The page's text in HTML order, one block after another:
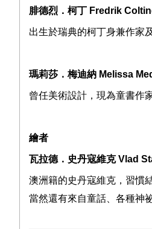
腓德烈．柯丁 Fredrik
出生於瑞典的柯丁身兼作家
瑪莉莎．梅迪納 Melissa
曾任美術設計，現為童書作
繪者
瓦拉德．史丹寇維克Vlad
澳洲籍的史丹寇維克，習慣
當然還有來自童話、各種神